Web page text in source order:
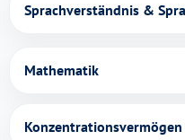
Sprachverständnis &
Mathematik
Konzentrationsvermögen